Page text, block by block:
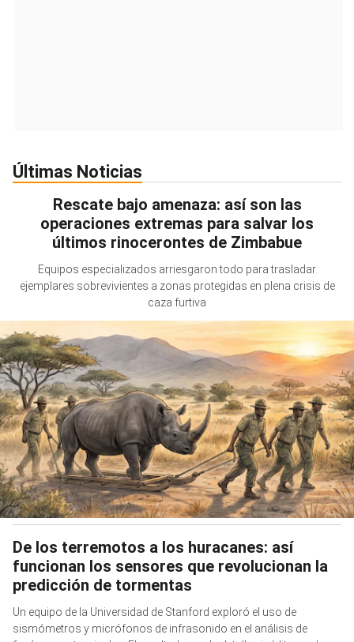
Últimas Noticias
Rescate bajo amenaza: así son las
operaciones extremas para salvar los
últimos rinocerontes de Zimbabue
Equipos especializados arriesgaron todo para trasladar
ejemplares sobrevivientes a zonas protegidas en plena crisis de
caza furtiva
De los terremotos a los huracanes: así
funcionan los sensores que revolucionan la
predicción de tormentas
Un equipo de la Universidad de Stanford exploró el uso de
sismómetros y micrófonos de infrasonido en el análisis de